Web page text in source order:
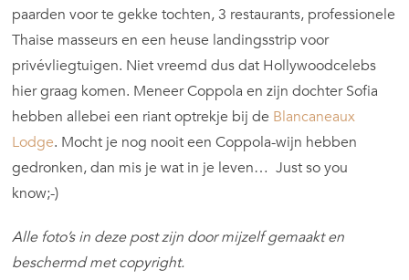
paarden voor te gekke tochten, 3 restaurants, professionele
Thaise masseurs en een heuse landingsstrip voor
privévliegtuigen. Niet vreemd dus dat Hollywoodcelebs
hier graag komen. Meneer Coppola en zijn dochter Sofia
hebben allebei een riant optrekje bij de Blancaneaux
Lodge. Mocht je nog nooit een Coppola-wijn hebben
gedronken, dan mis je wat in je leven… Just so you
know;-)
Alle foto’s in deze post zijn door mijzelf gemaakt en
beschermd met copyright.